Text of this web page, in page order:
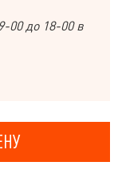
00 до 18-00 в